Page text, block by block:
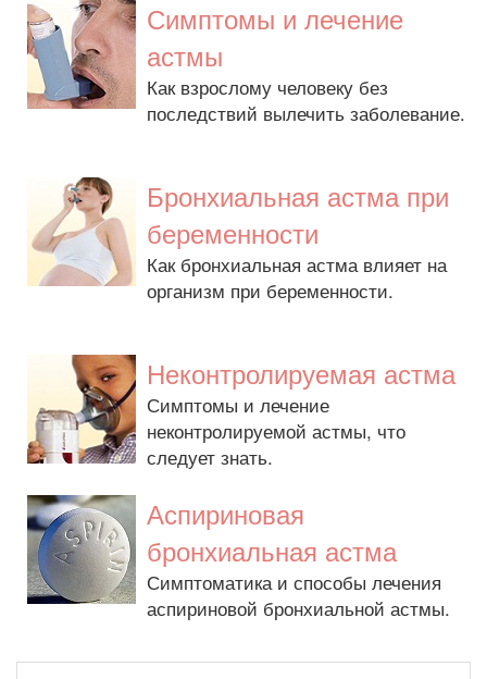
Симптомы и лечение
астмы
Как взрослому человеку без
последствий вылечить заболевание.
Бронхиальная астма при
беременности
Как бронхиальная астма влияет на
организм при беременности.
Неконтролируемая астма
Симптомы и лечение
неконтролируемой астмы, что
следует знать.
Аспириновая
бронхиальная астма
Симптоматика и способы лечения
аспириновой бронхиальной астмы.